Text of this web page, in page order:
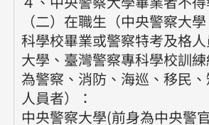
（二）在職生（中央警察大
科學校畢業或警察特考及格
大學、臺灣警察專科學校訓
為警察、消防、海巡、移民
人員者）：
中央警察大學(前身為中央警